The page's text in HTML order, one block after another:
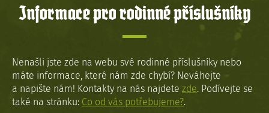
Informace pro rodinné příslušníky
Nenašli jste zde na webu své rodinné příslušníky nebo
máte informace, které nám zde chybí? Neváhejte
a napište nám! Kontakty na nás najdete zde. Podívejte se
také na stránku: Co od vás potřebujeme?.